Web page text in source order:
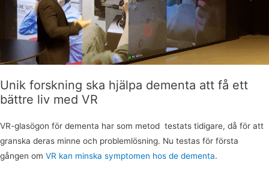
Unik forskning ska hjälpa dementa att få ett
bättre liv med VR
VR-glasögon för dementa har som metod testats tidigare, då för att
granska deras minne och problemlösning. Nu testas för första
gången om VR kan minska symptomen hos de dementa.